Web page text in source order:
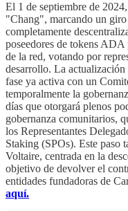
El 1 de septiembre de
"Chang", marcando un
completamente
poseedores de tokens
de la red, votando por
desarrollo. La actualización
fase ya activa con un
temporalmente la
días que otorgará plenos
gobernanza comunitarios,
los Representantes
Staking (SPOs). Este paso
Voltaire, centrada en la
objetivo de devolver el
entidades fundadoras de
aquí.